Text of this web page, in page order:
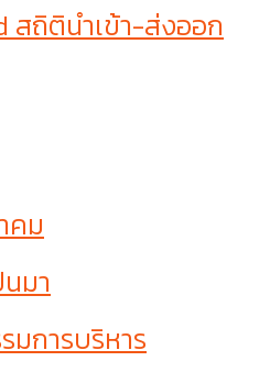
สถิตินำเข้า-ส่งออก
คม
มา
มการบริหาร